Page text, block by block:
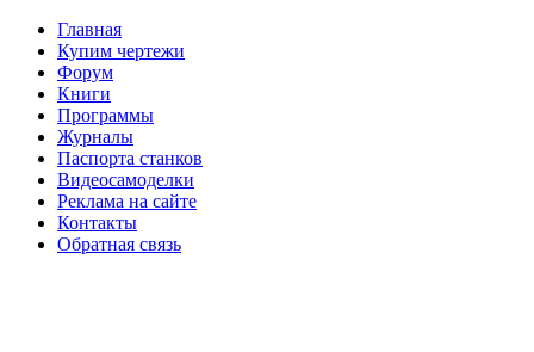
Главная
Купим чертежи
Форум
Книги
Программы
Журналы
Паспорта станков
Видеосамоделки
Реклама на сайте
Контакты
Обратная связь